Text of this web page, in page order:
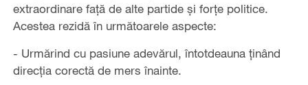
extraordinare față de alte partide și forțe politice.
Acestea rezidă în următoarele aspecte:
- Urmărind cu pasiune adevărul, întotdeauna ținând
direcția corectă de mers înainte.